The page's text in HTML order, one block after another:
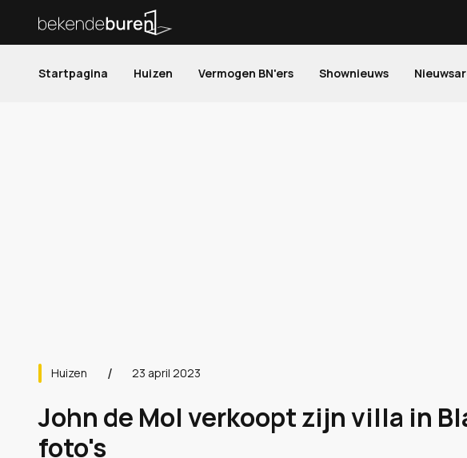
Startpagina Huizen Vermogen BN'ers Shownieuws
Huizen 23 april 2023
John de Mol verkoopt zijn villa in
foto's